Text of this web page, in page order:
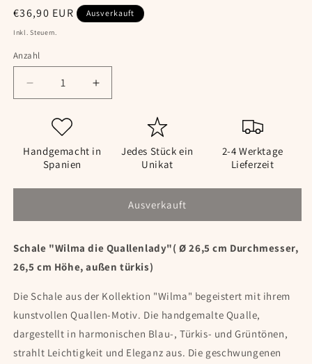
Normaler
Preis
€36,90 EUR Ausverkauft
Inkl. Steuern.
Anzahl
Anzahl
Verringere
die
Menge
Schale
&quot;Wilma
Quallenlady&quot;
Ø
cm
Durchmesser,
cm
Höhe,
außen
türkis)
Erhöhe
die
Schale
&quot;Wilma
Quallenlady&quot;
Ø
cm
Durchmesser,
cm
Höhe,
außen
türkis)
Handgemacht in
Spanien
Jedes Stück ein
Unikat
2-4 Werktage
Lieferzeit
Ausverkauft
Schale "Wilma die Quallenlady"( Ø 26,5 cm Durchmesser,
26,5 cm Höhe, außen türkis)
Die Schale aus der Kollektion "Wilma" begeistert mit ihrem
kunstvollen Quallen-Motiv. Die handgemalte Qualle,
dargestellt in harmonischen Blau-, Türkis- und Grüntönen,
strahlt Leichtigkeit und Eleganz aus. Die geschwungenen